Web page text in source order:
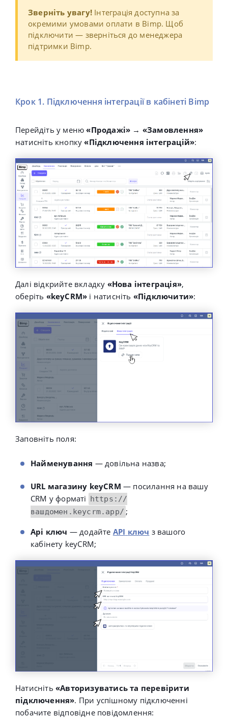
Зверніть увагу! Інтеграція доступна за
окремими умовами оплати в Bimp. Щоб
підключити — зверніться до менеджера
підтримки Bimp.
Крок 1. Підключення інтеграції в кабінеті Bimp
Перейдіть у меню«Продажі» → «Замовлення»
натисніть кнопку«Підключення інтеграцій»:
Далі відкрийте вкладку «Нова інтеграція»,
оберіть «keyCRM» і натисніть «Підключити»:
Заповніть поля:
Найменування — довільна назва;
URL магазину keyCRM — посилання на вашу
CRM у форматі https://
вашдомен.keycrm.app/ ;
Api ключ — додайте API ключ з вашого
кабінету keyCRM;
Натисніть «Авторизуватись та перевірити
підключення». При успішному підключенні
побачите відповідне повідомлення: